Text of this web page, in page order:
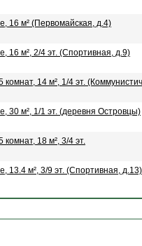
16 м² (Первомайская, д.4)
16 м², 2/4 эт. (Спортивная, д.9)
комнат, 14 м², 1/4 эт.
30 м², 1/1 эт. (деревня Островцы)
комнат, 18 м², 3/4 эт.
13.4 м², 3/9 эт. (Спортивная, д.13)